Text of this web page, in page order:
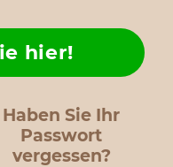
Haben Sie Ihr
Passwort
vergessen?
hier!